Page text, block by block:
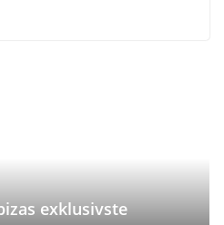
exklusivste